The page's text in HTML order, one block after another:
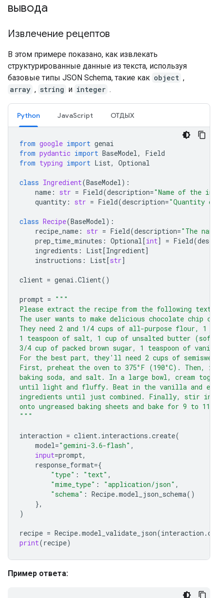
вывода
Извлечение рецептов
В этом примере показано, как извлекать
структурированные данные из текста, используя
базовые типы JSON Schema, такие как object ,
array , string и integer .
Python JavaScript ОТДЫХ
from google import genai
from pydantic import BaseModel,
Field
from typing import List, Optional
class Ingredient(BaseModel):
name : str = Field(description="Name of the
quantity : str = Field(description="Quantity
class Recipe(BaseModel):
recipe_name : str = Field(description="The
prep_time_minutes : Optional[int] = Field(
ingredients : List[Ingredient]
instructions : List[str]
client = genai .Client()
prompt = """
Please extract the recipe from the following text.
The user wants to make delicious chocolate chip
They need 2 and 1/4 cups of all-purpose flour, 1
1 teaspoon of salt, 1 cup of unsalted butter
3/4 cup of packed brown sugar, 1 teaspoon of
For the best part, they'll need 2 cups of
First, preheat the oven to 375°F (190°C). Then,
baking soda, and salt. In a large bowl, cream
until light and fluffy. Beat in the vanilla and
ingredients until just combined. Finally, stir in
onto ungreased baking sheets and bake for 9 to 11
"""
interaction = client. interactions .create(
model="gemini-3.6-flash" ,
input=prompt,
response_format={
"type" : "text" ,
"mime_type" : "application/json" ,
"schema" : Recipe.model_json_schema()
},
)
recipe = Recipe.model_validate_json(interaction .
print(recipe)
Пример ответа: